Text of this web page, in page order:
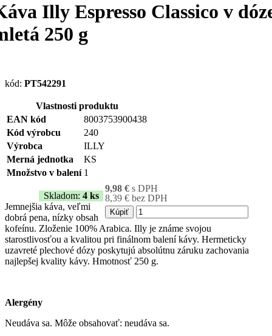
Illy Espresso Classico v
250 g
kód: PT542291
Vlastnosti produktu
EAN kód
8003753900438
Kód výrobcu
240
Výrobca
ILLY
Merná jednotka
KS
Množstvo v balení 1
9,98 € s DPH
8,39 € bez DPH
Kúpiť
Skladom: 4 ks
Jemnejšia káva, veľmi
dobrá pena, nízky obsah
kofeínu. Zloženie 100% Arabica. Illy je známe svojou
starostlivosťou a kvalitou pri finálnom balení kávy. Hermeticky
uzavreté plechové dózy poskytujú absolútnu záruku zachovania
najlepšej kvality kávy. Hmotnosť 250 g.
Alergény
Neudáva sa. Môže obsahovať: neudáva sa.